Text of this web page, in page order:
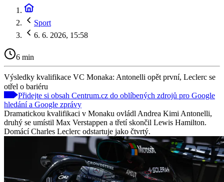
Sport
6. 6. 2026, 15:58
6 min
Výsledky kvalifikace VC Monaka: Antonelli opět první, Leclerc se
otřel o bariéru
Přidejte si obsah Centrum.cz do oblíbených zdrojů pro Google
hledání a Google zprávy
Dramatickou kvalifikaci v Monaku ovládl Andrea Kimi Antonelli,
druhý se umístil Max Verstappen a třetí skončil Lewis Hamilton.
Domácí Charles Leclerc odstartuje jako čtvrtý.